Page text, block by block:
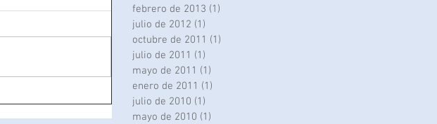
febrero de 2013 (1)
julio de 2012 (1)
octubre de 2011 (1)
julio de 2011 (1)
mayo de 2011 (1)
enero de 2011 (1)
julio de 2010 (1)
mayo de 2010 (1)